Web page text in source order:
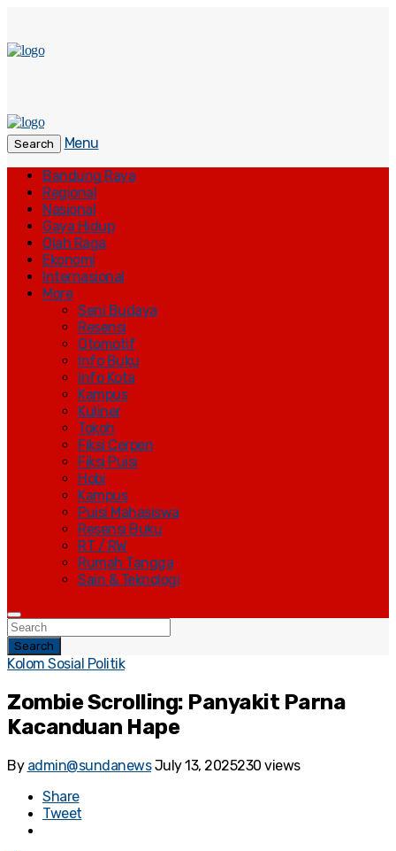
Search
Menu
Bandung Raya
Regional
Nasional
Gaya Hidup
Olah Raga
Ekonomi
Internasional
More
Seni Budaya
Resensi
Otomotif
Info Buku
Info Kota
Kampus
Kuliner
Tokoh
Fiksi Cerpen
Fiksi Puisi
Hobi
Kampus
Puisi Mahasiswa
Resensi Buku
RT / RW
Rumah Tangga
Sain & Teknologi
Search
Kolom Sosial Politik
Zombie Scrolling: Panyakit Parna
Kacanduan Hape
By admin@sundanews July 13, 2025230 views
Share
Tweet